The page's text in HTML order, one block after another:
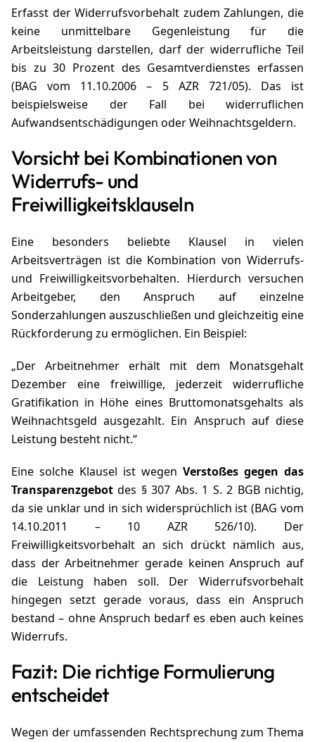
Erfasst der Widerrufsvorbehalt zudem Zahlungen, die
keine unmittelbare Gegenleistung für die
Arbeitsleistung darstellen, darf der widerrufliche Teil
bis zu 30 Prozent des Gesamtverdienstes erfassen
(BAG vom 11.10.2006 – 5 AZR 721/05). Das ist
beispielsweise der Fall bei widerruflichen
Aufwandsentschädigungen oder Weihnachtsgeldern.
Vorsicht bei Kombinationen von
Widerrufs- und
Freiwilligkeitsklauseln
Eine besonders beliebte Klausel in vielen
Arbeitsverträgen ist die Kombination von Widerrufs-
und Freiwilligkeitsvorbehalten. Hierdurch versuchen
Arbeitgeber, den Anspruch auf einzelne
Sonderzahlungen auszuschließen und gleichzeitig eine
Rückforderung zu ermöglichen. Ein Beispiel:
„Der Arbeitnehmer erhält mit dem Monatsgehalt
Dezember eine freiwillige, jederzeit widerrufliche
Gratifikation in Höhe eines Bruttomonatsgehalts als
Weihnachtsgeld ausgezahlt. Ein Anspruch auf diese
Leistung besteht nicht.“
Eine solche Klausel ist wegen Verstoßes gegen das
Transparenzgebot des § 307 Abs. 1 S. 2 BGB nichtig,
da sie unklar und in sich widersprüchlich ist (BAG vom
14.10.2011 – 10 AZR 526/10). Der
Freiwilligkeitsvorbehalt an sich drückt nämlich aus,
dass der Arbeitnehmer gerade keinen Anspruch auf
die Leistung haben soll. Der Widerrufsvorbehalt
hingegen setzt gerade voraus, dass ein Anspruch
bestand – ohne Anspruch bedarf es eben auch keines
Widerrufs.
Fazit: Die richtige Formulierung
entscheidet
Wegen der umfassenden Rechtsprechung zum Thema